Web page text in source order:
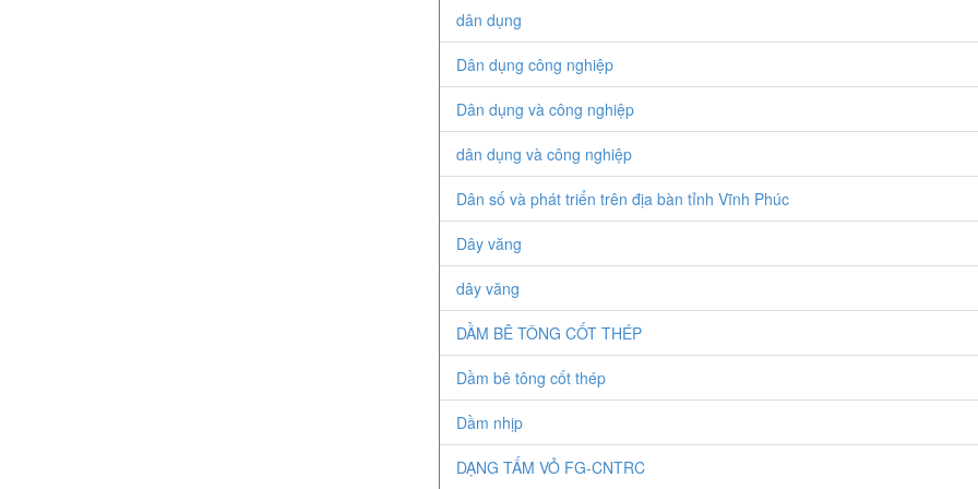
dân dụng
Dân dụng công nghiệp
Dân dụng và công nghiệp
dân dụng và công nghiệp
Dân số và phát triển trên địa bàn tỉnh Vĩnh Phúc
Dây văng
dây văng
DẦM BÊ TÔNG CỐT THÉP
Dầm bê tông cốt thép
Dầm nhịp
DẠNG TẤM VỎ FG-CNTRC